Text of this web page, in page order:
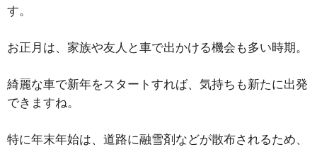
す。
お正月は、家族や友人と車で出かける機会も多い時期。
綺麗な車で新年をスタートすれば、気持ちも新たに出発
できますね。
特に年末年始は、道路に融雪剤などが散布されるため、